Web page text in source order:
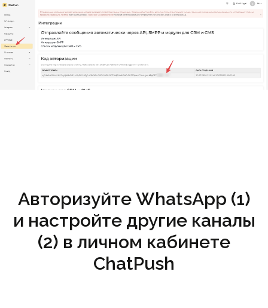
Авторизуйте WhatsApp (1)
и настройте другие каналы
(2) в личном кабинете
ChatPush